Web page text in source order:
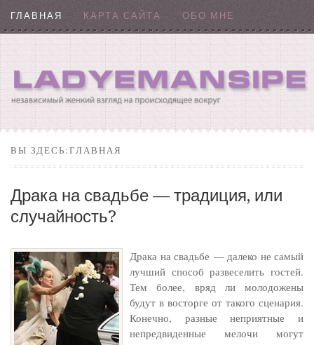
ГЛАВНАЯ КАРТА САЙТА ОБО МНЕ
ВЫ ЗДЕСЬ:ГЛАВНАЯ
Драка на свадьбе — традиция, или
случайность?
Драка на свадьбе — далеко не самый
лучший способ развеселить гостей.
Тем более, вряд ли молодожены
будут в восторге от такого сценария.
Конечно, разные неприятные и
непредвиденные мелочи могут